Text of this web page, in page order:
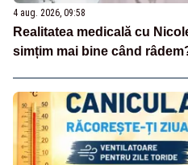
4 aug. 2026, 09:58
Realitatea medicală cu
simțim mai bine când